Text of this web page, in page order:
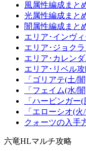
風属性編成まと
光属性編成まと
闇属性編成まと
エリア･インヴ
エリア･ジョク
エリア･カレン
エリア･リベル
「ゴリアテ(土/
「フェイム(水/
「ハービンガー
「エローシオ(
クォーツの入手
六竜HLマルチ攻略